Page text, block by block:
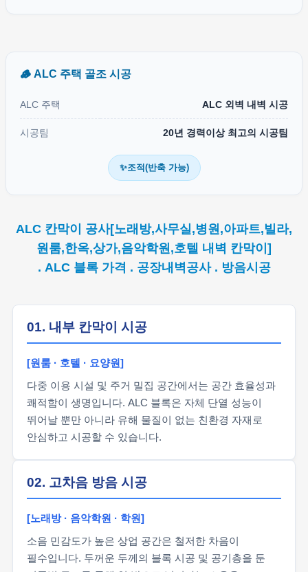
🪵 ALC 주택 골조 시공
ALC 주택 ALC 외벽 내벽 시공
시공팀 20년 경력이상 최고의 시공팀
✨조적(반축 가능)
ALC 칸막이 공사[노래방,사무실,병원,아파트,빌라,
원룸,한옥,상가,음악학원,호텔 내벽 칸막이]
. ALC 블록 가격 . 공장내벽공사 . 방음시공
01. 내부 칸막이 시공
[원룸 · 호텔 · 요양원]
다중 이용 시설 및 주거 밀집 공간에서는 공간 효율성과
쾌적함이 생명입니다. ALC 블록은 자체 단열 성능이
뛰어날 뿐만 아니라 유해 물질이 없는 친환경 자재로
안심하고 시공할 수 있습니다.
02. 고차음 방음 시공
[노래방 · 음악학원 · 학원]
소음 민감도가 높은 상업 공간은 철저한 차음이
필수입니다. 두꺼운 두께의 블록 시공 및 공기층을 둔